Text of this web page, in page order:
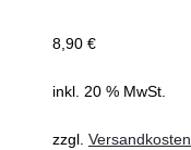
8,90 €
inkl. 20 % MwSt.
zzgl. Versandkosten